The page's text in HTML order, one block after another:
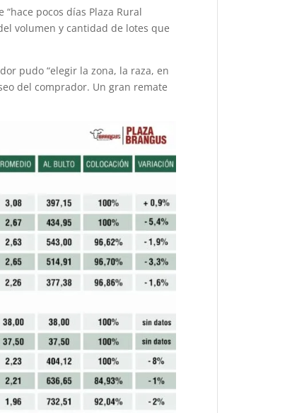
pocos días Plaza Rural
volumen y cantidad de lotes que
pudo “elegir la zona, la raza, en
del comprador. Un gran remate